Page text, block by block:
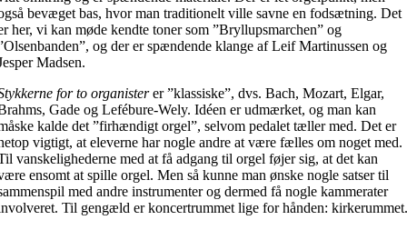
bevæget bas, hvor man traditionelt ville savne en fodsætning. Det
her, vi kan møde kendte toner som ”Bryllupsmarchen” og
og der er spændende klange af Leif Martinussen og
Madsen.
for to organisterer ”klassiske”, dvs. Bach, Mozart, Elgar,
Gade og Lefébure-Wely. Idéen er udmærket, og man kan
kalde det ”firhændigt orgel”, selvom pedalet tæller med. Det er
vigtigt, at eleverne har nogle andre at være fælles om noget med.
vanskelighederne med at få adgang til orgel føjer sig, at det kan
ensomt at spille orgel. Men så kunne man ønske nogle satser til
med andre instrumenter og dermed få nogle kammerater
Til gengæld er koncertrummet lige for hånden: